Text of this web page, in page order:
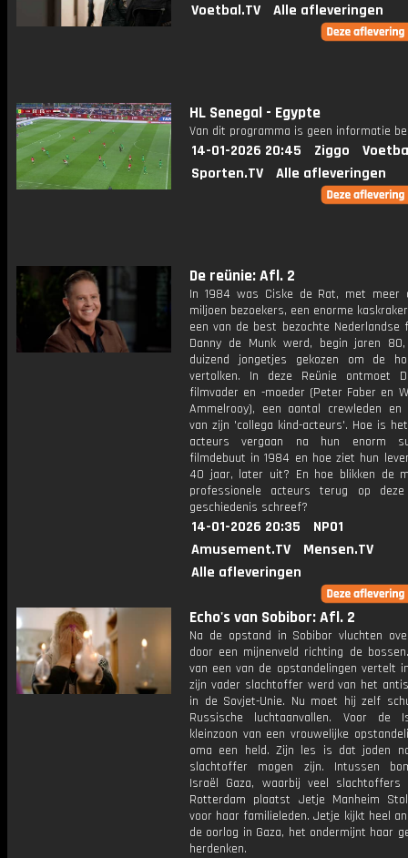
Voetbal.TV
Alle afleveringen
HL Senegal - Egypte
Van dit programma is geen informatie
14-01-2026 20:45 Ziggo
Sporten.TV
Alle afleveringen
De reünie: Afl. 2
In 1984 was Ciske de Rat, met meer
miljoen bezoekers, een enorme
een van de best bezochte Nederlandse
Danny de Munk werd, begin jaren
duizend jongetjes gekozen om de
vertolken. In deze Reünie ontmoet
filmvader en -moeder (Peter Faber en
Ammelrooy), een aantal crewleden en
van zijn 'collega kind-acteurs'. Hoe is
acteurs vergaan na hun enorm
filmdebuut in 1984 en hoe ziet hun
40 jaar, later uit? En hoe blikken de
professionele acteurs terug op
geschiedenis schreef?
14-01-2026 20:35
NPO1
Amusement.TV
Mensen.TV
Alle afleveringen
Echo's van Sobibor: Afl. 2
Na de opstand in Sobibor vluchten
door een mijnenveld richting de
van een van de opstandelingen vertelt
zijn vader slachtoffer werd van het
in de Sovjet-Unie. Nu moet hij zelf
Russische luchtaanvallen. Voor de
kleinzoon van een vrouwelijke
oma een held. Zijn les is dat joden
slachtoffer mogen zijn. Intussen
Israël Gaza, waarbij veel slachtoffers
Rotterdam plaatst Jetje Manheim
voor haar familieleden. Jetje kijkt heel
de oorlog in Gaza, het ondermijnt haar
herdenken.